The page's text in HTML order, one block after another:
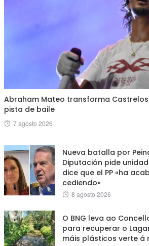
Abraham Mateo transforma
pista de baile
Posted
7 agosto 2026
Nueva batalla por
Diputación pide
dice que el PP «ha
cediendo»
Posted
8 agosto 2026
O BNG leva ao
para recuperar o
máis plásticos verte á